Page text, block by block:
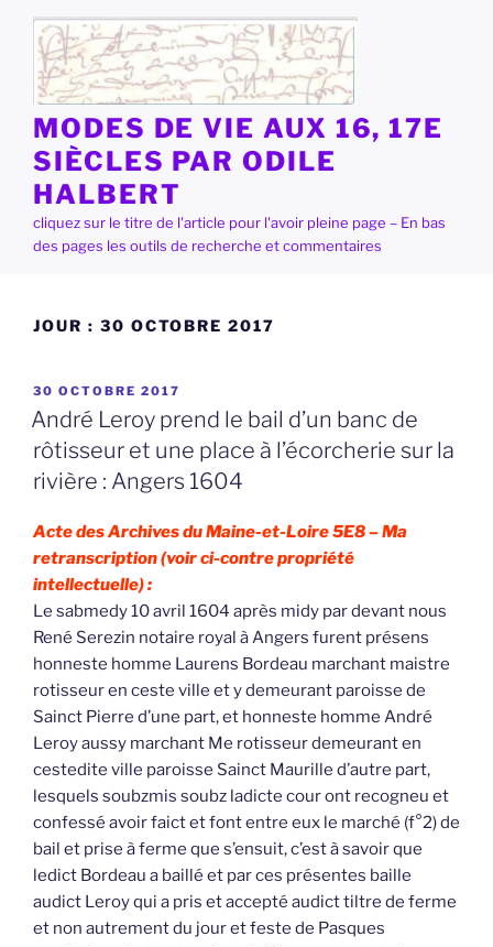
contenu
principal
MODES DE VIE AUX 16, 17E
SIÈCLES PAR ODILE
HALBERT
cliquez sur le titre de l'article pour l'avoir pleine page – En bas
des pages les outils de recherche et commentaires
JOUR : 30 OCTOBRE 2017
PUBLIÉ
LE
30 OCTOBRE 2017
André Leroy prend le bail d’un banc de
rôtisseur et une place à l’écorcherie sur la
rivière : Angers 1604
Acte des Archives du Maine-et-Loire 5E8 –Ma
retranscription (voir ci-contre propriété
intellectuelle) :
Le sabmedy 10 avril 1604 après midy par devant nous
René Serezin notaire royal à Angers furent présens
honneste homme Laurens Bordeau marchant maistre
rotisseur en ceste ville et y demeurant paroisse de
Sainct Pierre d’une part, et honneste homme André
Leroy aussy marchant Me rotisseur demeurant en
cestedite ville paroisse Sainct Maurille d’autre part,
lesquels soubzmis soubz ladicte cour ont recogneu et
confessé avoir faict et font entre eux le marché (f°2) de
bail et prise à ferme que s’ensuit, c’est à savoir que
ledict Bordeau a baillé et par ces présentes baille
audict Leroy qui a pris et accepté audict tiltre de ferme
et non autrement du jour et feste de Pasques